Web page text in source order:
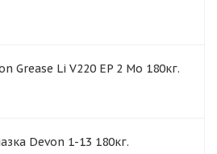
Grease Li V220 EP 2 Mo 180кг.
Devon 1-13 180кг.